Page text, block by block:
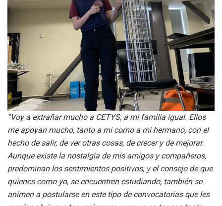
“Voy a extrañar mucho a CETYS, a mi familia igual. Ellos
me apoyan mucho, tanto a mi como a mi hermano, con el
hecho de salir, de ver otras cosas, de crecer y de mejorar.
Aunque existe la nostalgia de mis amigos y compañeros,
predominan los sentimientos positivos, y el consejo de que
quienes como yo, se encuentren estudiando, también se
animen a postularse en este tipo de convocatorias que les